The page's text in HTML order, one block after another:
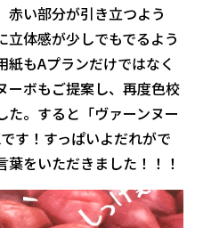
赤い部分が引き立つよう
立体感が少しでもでるよう
紙もAプランだけではなく
ーボもご提案し、再度色校
た。すると「ヴァーンヌー
す！すっぱいよだれがで
をいただきました！！！